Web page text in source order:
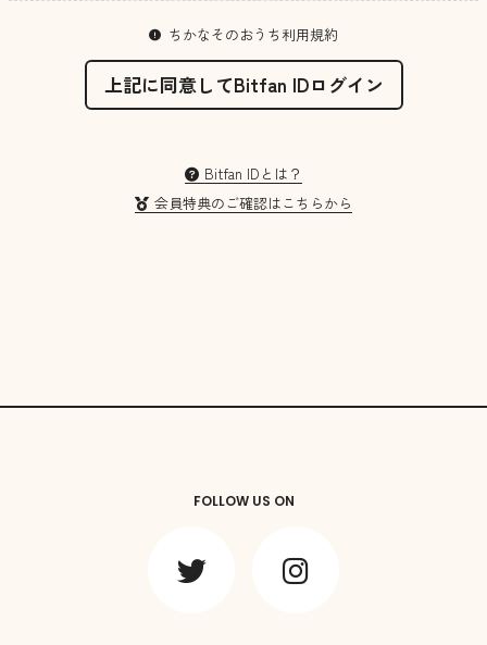
ちかなそのおうち利用規約
上記に同意してBitfan IDログイン
Bitfan IDとは？
会員特典のご確認はこちらから
FOLLOW US ON